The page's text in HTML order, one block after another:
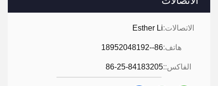
الاتصالات:Esther Li
هاتف:86--18952048192
الفاكس::86-25-84183205